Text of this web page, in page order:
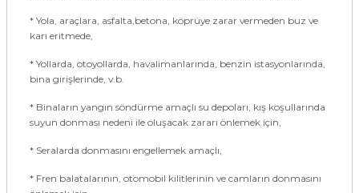
* Yola, araçlara, asfalta,betona, köprüye zarar vermeden buz ve
karı eritmede,
* Yollarda, otoyollarda, havalimanlarında, benzin istasyonlarında,
bina girişlerinde, v.b.
* Binaların yangın söndürme amaçlı su depoları, kış koşullarında
suyun donması nedeni ile oluşacak zararı önlemek için,
* Seralarda donmasını engellemek amaçlı,
* Fren balatalarının, otomobil kilitlerinin ve camların donmasını